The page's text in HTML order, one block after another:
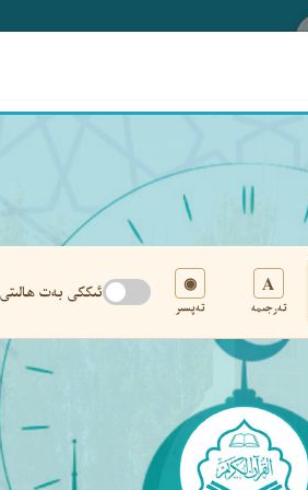
A
تەرجىمە
◉
تەپسىر
ئىككى بەت ھالىتى
تەڭشەك
‹ ‹ ٤٨٠ ›